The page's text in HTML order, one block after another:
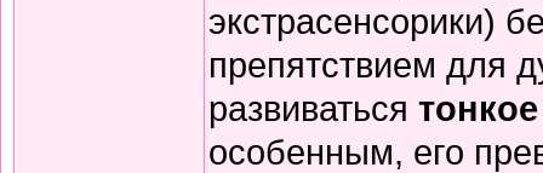
экстрасенсорики)
препятствием для
развиваться
особенным, его